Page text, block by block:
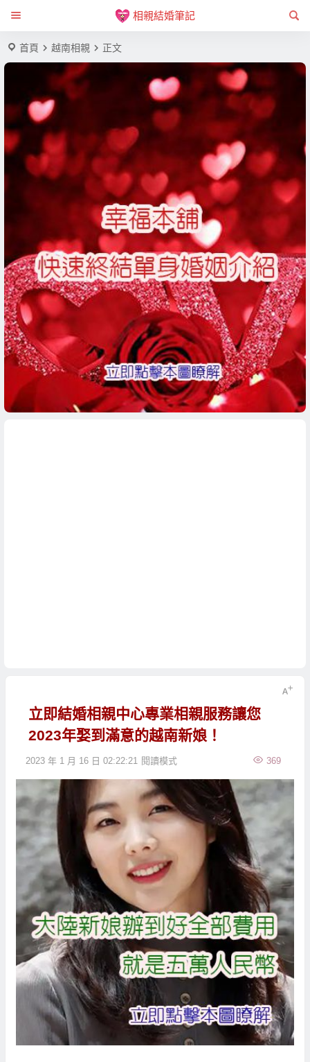
相親結婚筆記
首頁 越南相親 正文
立即結婚相親中心專業相親服務讓您
2023年娶到滿意的越南新娘！
2023 年 1 月 16 日 02:22:21 369
閱讀模式